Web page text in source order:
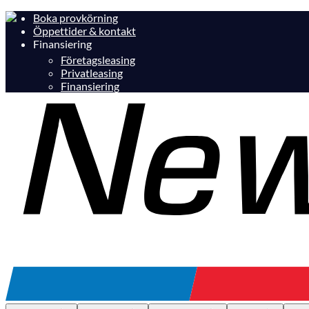
Boka provkörning
Öppettider & kontakt
Finansiering
Företagsleasing
Privatleasing
Finansiering